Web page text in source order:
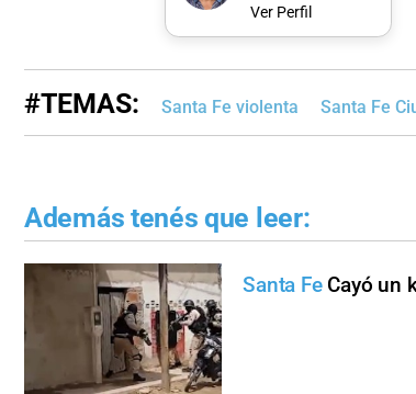
Ver Perfil
#TEMAS: Santa Fe violenta Santa Fe
Además tenés que leer:
Santa Fe Cayó un